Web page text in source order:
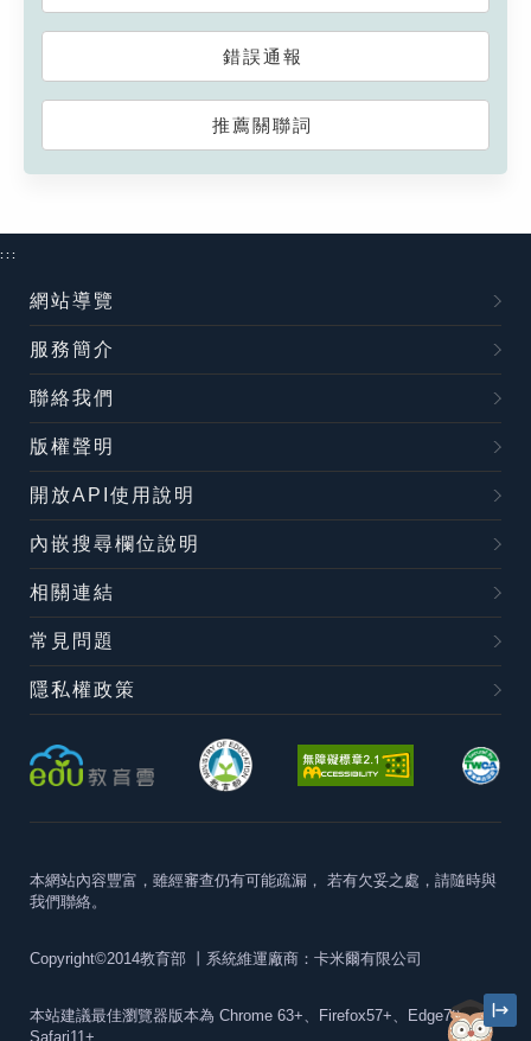
錯誤通報
推薦關聯詞
:::
網站導覽
服務簡介
聯絡我們
版權聲明
開放API使用說明
內嵌搜尋欄位說明
相關連結
常見問題
隱私權政策
本網站內容豐富，雖經審查仍有可能疏漏， 若有欠妥之處，請隨時與
我們聯絡。
Copyright©2014教育部 丨系統維運廠商：卡米爾有限公司
本站建議最佳瀏覽器版本為 Chrome 63+、Firefox57+、Edge79+及
Safari11+